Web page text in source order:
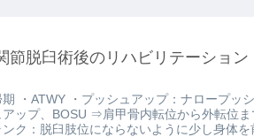
節脱臼術後のリハビリテーション
期 ・ATWY ・プッシュアップ：ナロープッ
アップ、BOSU ⇒肩甲骨内転位から外転位ま
ンク：脱臼肢位にならないように少し身体